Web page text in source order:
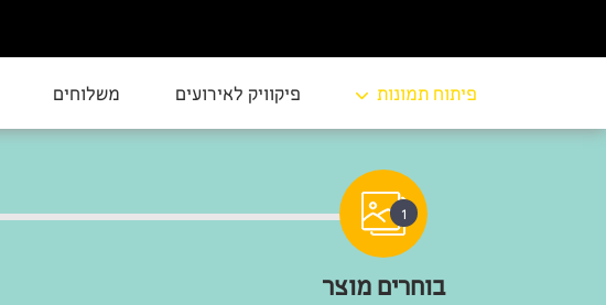
פיתוח תמונות פיקוויק לאירועים משלוחים
1
בוחרים מוצר